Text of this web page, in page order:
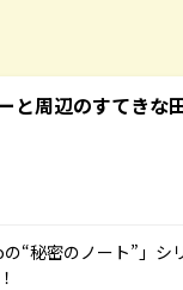
と周辺のすてきな
“秘密のノート”」シ